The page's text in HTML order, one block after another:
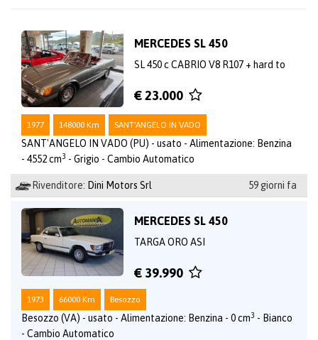
MERCEDES SL 450
SL 450 c CABRIO V8 R107 + hard to
€ 23.000
1977 148000 Km SANT'ANGELO IN VADO
SANT'ANGELO IN VADO (PU) - usato - Alimentazione: Benzina
- 4552 cm3 - Grigio - Cambio Automatico
Rivenditore: Dini Motors Srl 59 giorni fa
MERCEDES SL 450
TARGA ORO ASI
€ 39.990
1973 66000 Km Besozzo
Besozzo (VA) - usato - Alimentazione: Benzina - 0 cm3 - Bianco
- Cambio Automatico